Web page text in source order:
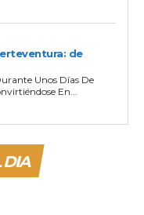
de
Unos Días De
En...
DIA